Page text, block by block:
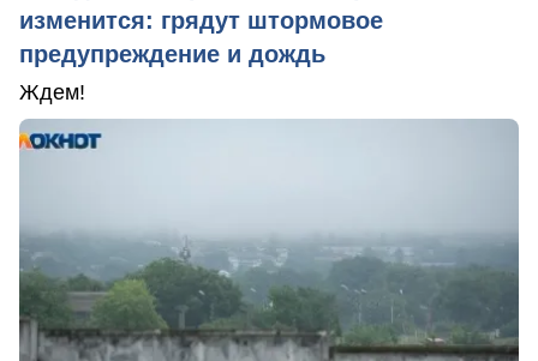
изменится: грядут штормовое
предупреждение и дождь
Ждем!